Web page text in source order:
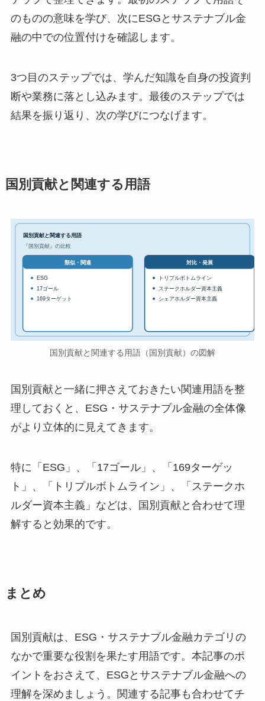
のものの意味を学び、次にESGとサステナブル金
融の中での位置付けを確認します。
3つ目のステップでは、学んだ知識を自身の投資判
断や業務に落とし込みます。最後のステップでは
結果を振り返り、次の学びにつなげます。
国別貢献と関連する用語
国別貢献と関連する用語
『国別貢献』の比較
類似・関連
ESG
17ゴール
169ターゲット
対比・発展
トリプルボトムライン
ステークホルダー資本主義
シェアホルダー資本主義
国別貢献と関連する用語（国別貢献）の図解
国別貢献と一緒に押さえておきたい関連用語を整
理しておくと、ESG・サステナブル金融の全体像
がより立体的に見えてきます。
特に「ESG」、「17ゴール」、「169ターゲッ
ト」、「トリプルボトムライン」、「ステークホ
ルダー資本主義」などは、国別貢献と合わせて理
解すると効果的です。
まとめ
国別貢献は、ESG・サステナブル金融カテゴリの
なかで重要な役割を果たす用語です。本記事のポ
イントをおさえて、ESGとサステナブル金融への
理解を深めましょう。関連する記事も合わせてチ